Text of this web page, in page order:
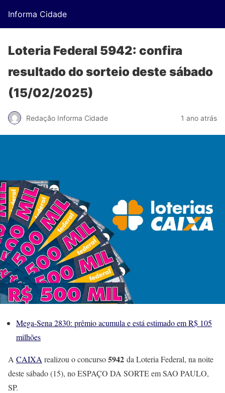
Informa Cidade
Loteria Federal 5942: confira
resultado do sorteio deste sábado
(15/02/2025)
Redação Informa Cidade 1 ano atrás
Mega-Sena 2830: prêmio acumula e está estimado em R$ 105
milhões
A CAIXA realizou o concurso5942 da Loteria Federal, na noite
deste sábado (15), no ESPAÇO DA SORTE em SAO PAULO,
SP.